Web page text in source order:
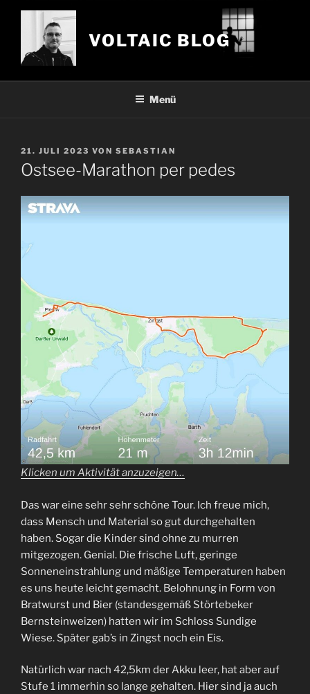
Zum
VOLTAIC BLOG
Menü
VERÖFFENTLICHT
AM
21. JULI 2023 VON SEBASTIAN
Ostsee-Marathon per pedes
Klicken um Aktivität anzuzeigen…
Das war eine sehr sehr schöne Tour. Ich freue mich,
dass Mensch und Material so gut durchgehalten
haben. Sogar die Kinder sind ohne zu murren
mitgezogen. Genial. Die frische Luft, geringe
Sonneneinstrahlung und mäßige Temperaturen haben
es uns heute leicht gemacht. Belohnung in Form von
Bratwurst und Bier (standesgemäß Störtebeker
Bernsteinweizen) hatten wir im Schloss Sundige
Wiese. Später gab’s in Zingst noch ein Eis.
Natürlich war nach 42,5km der Akku leer, hat aber auf
Stufe 1 immerhin so lange gehalten. Hier sind ja auch